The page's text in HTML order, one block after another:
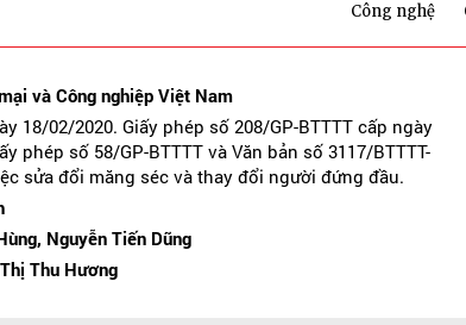
Công nghệ
và Công nghiệp Việt Nam
18/02/2020. Giấy phép số 208/GP-BTTTT cấp ngày
phép số 58/GP-BTTTT và Văn bản số 3117/BTTTT-
sửa đổi măng séc và thay đổi người đứng đầu.
Nguyễn Tiến Dũng
Thu Hương